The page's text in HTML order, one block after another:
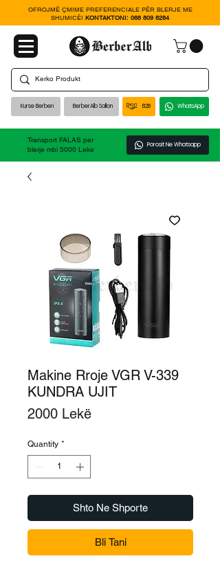
OFROJMË ÇMIME PREFERENCIALE PËR BLERJE ME
SHUMICË! KONTAKTONI: 068 809 8284
Kurse Berberi BerberAlb Sallon B2B WhatsApp
Transport FALAS per
blerje mbi 5000 Leke
Porosit Ne Whatsapp
Makine Rroje VGR V-339
KUNDRA UJIT
2000 LekëPrice
Quantity *
Shto Ne Shporte
Bli Tani